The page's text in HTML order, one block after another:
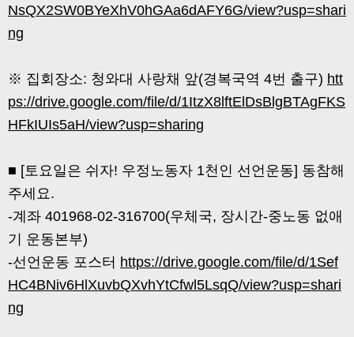
NsQX2SW0BYeXhV0hGAa6dAFY6G/view?usp=shari
ng
※ 집회장소: 청와대 사랑채 앞(경복국역 4번 출구) htt
ps://drive.google.com/file/d/1ItzX8lftElDsBlgBTAgFKS
HFkIUIs5aH/view?usp=sharing
■ [토요일은 쉬자! 우정노동자 1천인 선언운동] 동참해
주세요.
-계좌 401968-02-316700(우체국, 장시간-중노동 없애
기 운동본부)
-선언운동 포스터 https://drive.google.com/file/d/1Sef
HC4BNiv6HlXuvbQXvhYtCfwl5LsqQ/view?usp=shari
ng